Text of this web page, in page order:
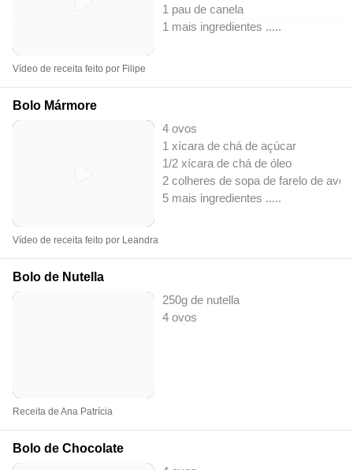
1 pau de canela
1 mais ingredientes .....
Vídeo de receita feito por Filipe
Bolo Mármore
4 ovos
1 xícara de chá de açúcar
1/2 xícara de chá de óleo
2 colheres de sopa de farelo de aveia
5 mais ingredientes .....
Vídeo de receita feito por Leandra
Bolo de Nutella
250g de nutella
4 ovos
Receita de Ana Patrícia
Bolo de Chocolate